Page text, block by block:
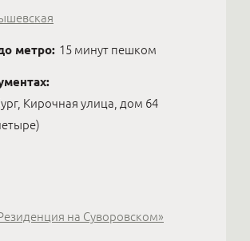
метро: 15 минут пешком
Кирочная улица, дом 64
на Суворовском»